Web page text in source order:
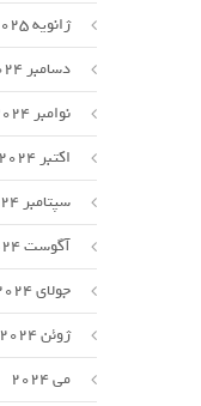
ژانویه 2025
دسامبر 2024
نوامبر 2024
اکتبر 2024
سپتامبر 2024
آگوست 2024
جولای 2024
ژوئن 2024
می 2024